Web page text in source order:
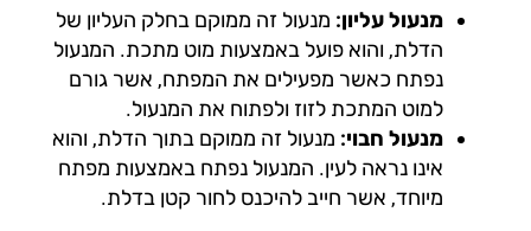
מנעול עליון:מנעול זה ממוקם בחלק העליון של
הדלת, והוא פועל באמצעות מוט מתכת. המנעול
נפתח כאשר מפעילים את המפתח, אשר גורם
למוט המתכת לזוז ולפתוח את המנעול.
מנעול חבוי:מנעול זה ממוקם בתוך הדלת, והוא
אינו נראה לעין. המנעול נפתח באמצעות מפתח
מיוחד, אשר חייב להיכנס לחור קטן בדלת.